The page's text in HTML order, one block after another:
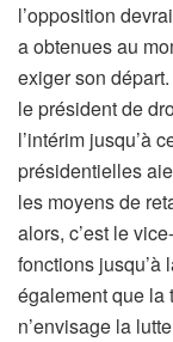
l’opposition
a obtenues au
exiger son
le président de
l’intérim jusqu’à
présidentielles
les moyens de
alors, c’est le
fonctions jusqu’à
également que la
n’envisage la